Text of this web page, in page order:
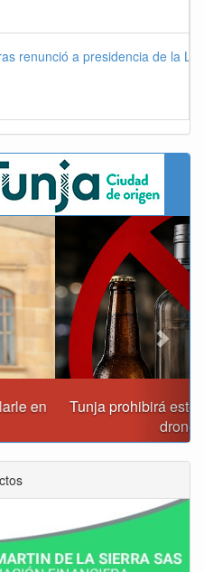
renunció a presidencia de la
la venta de licor, el uso de
actividades
Next